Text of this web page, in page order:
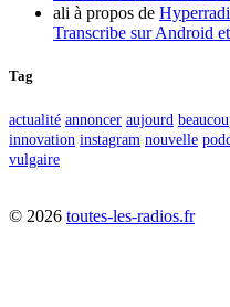
ali à propos de
Transcribe sur Android
Tag
actualité annoncer aujourd
innovation instagram nouvelle
vulgaire
© 2026 toutes-les-radios.fr